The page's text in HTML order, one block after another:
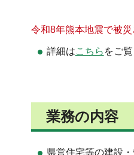
令和8年熊本地震で被
詳細はこちら をご覧
業務の内容
県営住宅等の建設